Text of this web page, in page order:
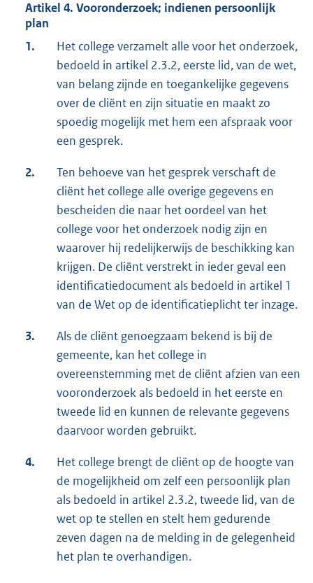
Artikel 4. Vooronderzoek; indienen persoonlijk
plan
1.
Het college verzamelt alle voor het onderzoek,
bedoeld in artikel 2.3.2, eerste lid, van de wet,
van belang zijnde en toegankelijke gegevens
over de cliënt en zijn situatie en maakt zo
spoedig mogelijk met hem een afspraak voor
een gesprek.
2.
Ten behoeve van het gesprek verschaft de
cliënt het college alle overige gegevens en
bescheiden die naar het oordeel van het
college voor het onderzoek nodig zijn en
waarover hij redelijkerwijs de beschikking kan
krijgen. De cliënt verstrekt in ieder geval een
identificatiedocument als bedoeld in artikel 1
van de Wet op de identificatieplicht ter inzage.
3.
Als de cliënt genoegzaam bekend is bij de
gemeente, kan het college in
overeenstemming met de cliënt afzien van een
vooronderzoek als bedoeld in het eerste en
tweede lid en kunnen de relevante gegevens
daarvoor worden gebruikt.
4.
Het college brengt de cliënt op de hoogte van
de mogelijkheid om zelf een persoonlijk plan
als bedoeld in artikel 2.3.2, tweede lid, van de
wet op te stellen en stelt hem gedurende
zeven dagen na de melding in de gelegenheid
het plan te overhandigen.